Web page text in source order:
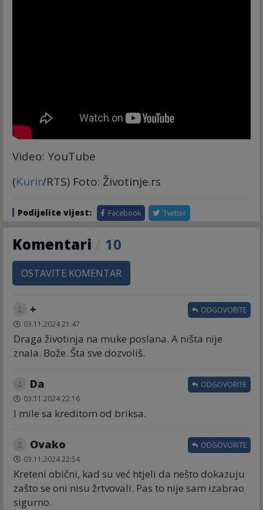
Video: YouTube
(Kurir/RTS) Foto: Životinje.rs
Podijelite vijest: Facebook Twitter
Komentari 10
OSTAVITE KOMENTAR
+
03.11.2024 21:47
Draga životinja na muke poslana. A ništa nije
znala. Bože. Šta sve dozvoliš.
ODGOVORITE
Da
03.11.2024 22:16
I mile sa kreditom od briksa.
ODGOVORITE
Ovako
03.11.2024 22:54
Kreteni obični, kad su već htjeli da nešto dokazuju
zašto se oni nisu žrtvovali. Pas to nije sam izabrao
sigurno.
ODGOVORITE